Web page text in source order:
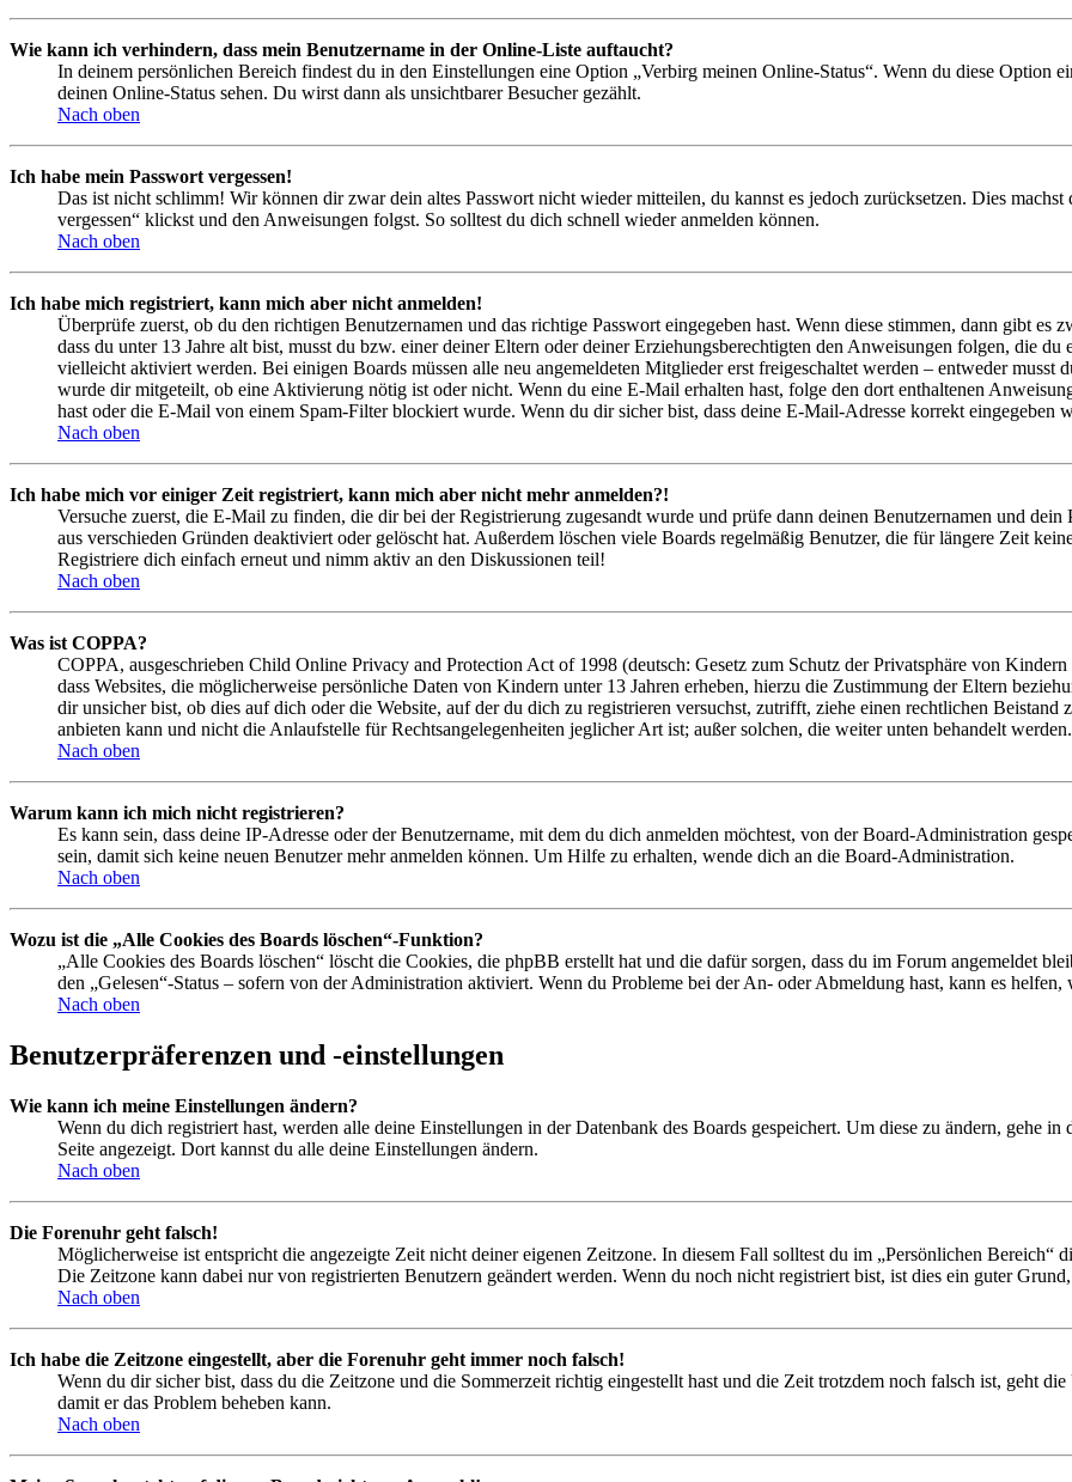
Wie kann ich verhindern, dass mein Benutzername in der Online-Liste auftaucht?
In deinem persönlichen Bereich findest du in den Einstellungen eine Option „Verbirg meinen Online-Status“. Wenn du diese Option
deinen Online-Status sehen. Du wirst dann als unsichtbarer Besucher gezählt.
Nach oben
Ich habe mein Passwort vergessen!
Das ist nicht schlimm! Wir können dir zwar dein altes Passwort nicht wieder mitteilen, du kannst es jedoch zurücksetzen. Dies
vergessen“ klickst und den Anweisungen folgst. So solltest du dich schnell wieder anmelden können.
Nach oben
Ich habe mich registriert, kann mich aber nicht anmelden!
Überprüfe zuerst, ob du den richtigen Benutzernamen und das richtige Passwort eingegeben hast. Wenn diese stimmen, dann gibt es
dass du unter 13 Jahre alt bist, musst du bzw. einer deiner Eltern oder deiner Erziehungsberechtigten den Anweisungen folgen, die
vielleicht aktiviert werden. Bei einigen Boards müssen alle neu angemeldeten Mitglieder erst freigeschaltet werden – entweder musst
wurde dir mitgeteilt, ob eine Aktivierung nötig ist oder nicht. Wenn du eine E-Mail erhalten hast, folge den dort enthaltenen
hast oder die E-Mail von einem Spam-Filter blockiert wurde. Wenn du dir sicher bist, dass deine E-Mail-Adresse korrekt eingegeben
Nach oben
Ich habe mich vor einiger Zeit registriert, kann mich aber nicht mehr anmelden?!
Versuche zuerst, die E-Mail zu finden, die dir bei der Registrierung zugesandt wurde und prüfe dann deinen Benutzernamen und
aus verschieden Gründen deaktiviert oder gelöscht hat. Außerdem löschen viele Boards regelmäßig Benutzer, die für längere Zeit
Registriere dich einfach erneut und nimm aktiv an den Diskussionen teil!
Nach oben
Was ist COPPA?
COPPA, ausgeschrieben Child Online Privacy and Protection Act of 1998 (deutsch: Gesetz zum Schutz der Privatsphäre von
dass Websites, die möglicherweise persönliche Daten von Kindern unter 13 Jahren erheben, hierzu die Zustimmung der Eltern
dir unsicher bist, ob dies auf dich oder die Website, auf der du dich zu registrieren versuchst, zutrifft, ziehe einen rechtlichen Beistand
anbieten kann und nicht die Anlaufstelle für Rechtsangelegenheiten jeglicher Art ist; außer solchen, die weiter unten behandelt werden.
Nach oben
Warum kann ich mich nicht registrieren?
Es kann sein, dass deine IP-Adresse oder der Benutzername, mit dem du dich anmelden möchtest, von der Board-Administration
sein, damit sich keine neuen Benutzer mehr anmelden können. Um Hilfe zu erhalten, wende dich an die Board-Administration.
Nach oben
Wozu ist die „Alle Cookies des Boards löschen“-Funktion?
„Alle Cookies des Boards löschen“ löscht die Cookies, die phpBB erstellt hat und die dafür sorgen, dass du im Forum angemeldet
den „Gelesen“-Status – sofern von der Administration aktiviert. Wenn du Probleme bei der An- oder Abmeldung hast, kann es
Nach oben
Benutzerpräferenzen und -einstellungen
Wie kann ich meine Einstellungen ändern?
Wenn du dich registriert hast, werden alle deine Einstellungen in der Datenbank des Boards gespeichert. Um diese zu ändern, gehe
Seite angezeigt. Dort kannst du alle deine Einstellungen ändern.
Nach oben
Die Forenuhr geht falsch!
Möglicherweise ist entspricht die angezeigte Zeit nicht deiner eigenen Zeitzone. In diesem Fall solltest du im „Persönlichen Bereich“
Die Zeitzone kann dabei nur von registrierten Benutzern geändert werden. Wenn du noch nicht registriert bist, ist dies ein guter
Nach oben
Ich habe die Zeitzone eingestellt, aber die Forenuhr geht immer noch falsch!
Wenn du dir sicher bist, dass du die Zeitzone und die Sommerzeit richtig eingestellt hast und die Zeit trotzdem noch falsch ist, geht
damit er das Problem beheben kann.
Nach oben